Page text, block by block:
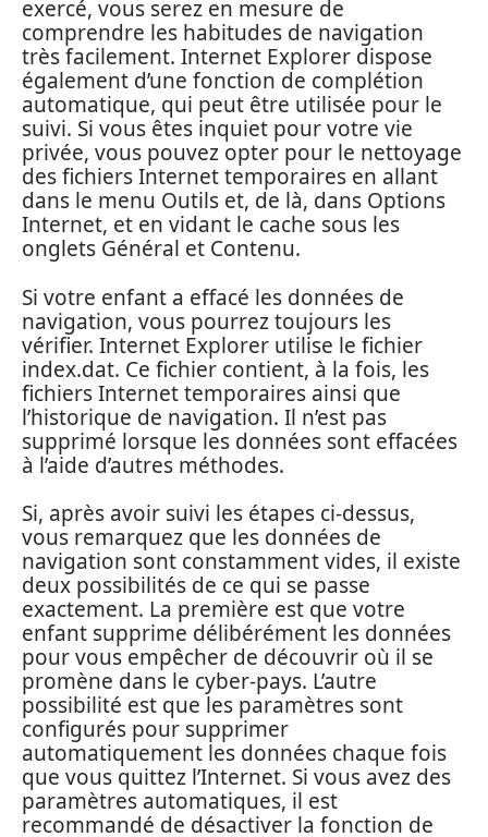
exercé, vous serez en mesure de
comprendre les habitudes de navigation
très facilement. Internet Explorer dispose
également d’une fonction de complétion
automatique, qui peut être utilisée pour le
suivi. Si vous êtes inquiet pour votre vie
privée, vous pouvez opter pour le nettoyage
des fichiers Internet temporaires en allant
dans le menu Outils et, de là, dans Options
Internet, et en vidant le cache sous les
onglets Général et Contenu.
Si votre enfant a effacé les données de
navigation, vous pourrez toujours les
vérifier. Internet Explorer utilise le fichier
index.dat. Ce fichier contient, à la fois, les
fichiers Internet temporaires ainsi que
l’historique de navigation. Il n’est pas
supprimé lorsque les données sont effacées
à l’aide d’autres méthodes.
Si, après avoir suivi les étapes ci-dessus,
vous remarquez que les données de
navigation sont constamment vides, il existe
deux possibilités de ce qui se passe
exactement. La première est que votre
enfant supprime délibérément les données
pour vous empêcher de découvrir où il se
promène dans le cyber-pays. L’autre
possibilité est que les paramètres sont
configurés pour supprimer
automatiquement les données chaque fois
que vous quittez l’Internet. Si vous avez des
paramètres automatiques, il est
recommandé de désactiver la fonction de